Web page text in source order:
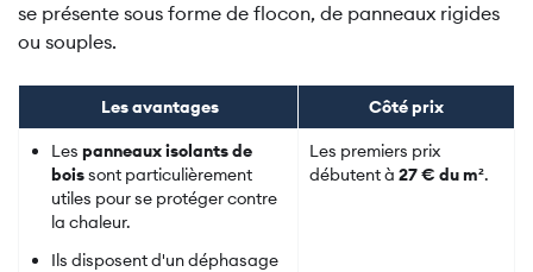
se présente sous forme de flocon, de panneaux rigides
ou souples.
Les avantages Côté prix
Les panneaux isolants de
boissont particulièrement
utiles pour se protéger contre
la chaleur.
Ils disposent d'un déphasage
Les premiers prix
débutent à 27 € du m².